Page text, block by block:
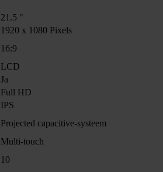
21.5 "
1920 x 1080 Pixels
16:9
LCD
Ja
Full HD
IPS
Projected capacitive-systeem
Multi-touch
10